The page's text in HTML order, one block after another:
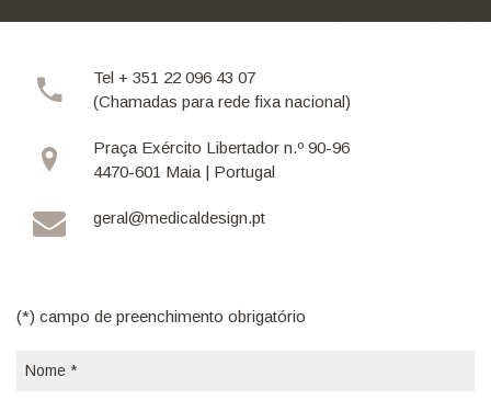
Tel + 351 22 096 43 07
(Chamadas para rede fixa nacional)
Praça Exército Libertador n.º 90-96
4470-601 Maia | Portugal
geral@medicaldesign.pt
(*) campo de preenchimento obrigatório